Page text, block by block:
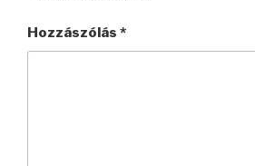
Hozzászólás *